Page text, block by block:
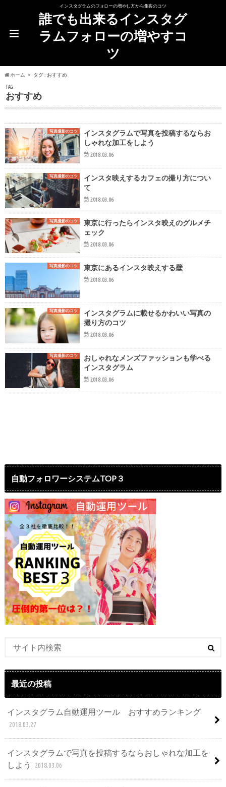
インスタグラムのフォローの増やし方から集客のコツ
誰でも出来るインスタグ
ラムフォローの増やすコ
ツ
ホーム タグ : おすすめ
TAG
おすすめ
写真撮影のコツ
インスタグラムで写真を投稿するならお
しゃれな加工をしよう
2018.03.06
写真撮影のコツ
インスタ映えするカフェの撮り方につい
て
2018.03.06
写真撮影のコツ
東京に行ったらインスタ映えのグルメチ
ェック
2018.03.06
写真撮影のコツ 東京にあるインスタ映えする壁
2018.03.06
写真撮影のコツ
インスタグラムに載せるかわいい写真の
撮り方のコツ
2018.03.06
写真撮影のコツ
おしゃれなメンズファッションも学べる
インスタグラム
2018.03.06
自動フォロワーシステムTOP３
最近の投稿
インスタグラム自動運用ツール おすすめランキング
2018.03.27
インスタグラムで写真を投稿するならおしゃれな加工を
しよう
2018.03.06